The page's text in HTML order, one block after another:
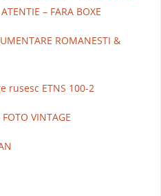
– FARA BOXE
ROMANESTI &
rusesc ETNS 100-2
VINTAGE